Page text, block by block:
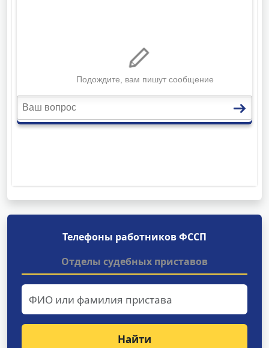
Телефоны работников ФССП
Отделы судебных приставов
Найти